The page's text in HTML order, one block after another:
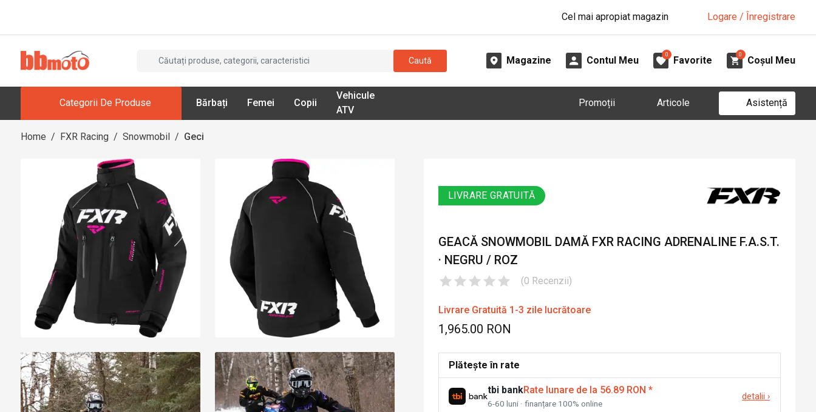
Cel mai apropiat magazin Logare / Înregistrare
Caută Magazine Contul Meu
0
Favorite
0
Coșul Meu
Categorii De Produse Bărbați Femei Copii
Vehicule
ATV
Promoții Articole Asistență
Home / FXR Racing / Snowmobil / Geci
LIVRARE GRATUITĂ
GEACĂ SNOWMOBIL DAMĂ FXR RACING ADRENALINE F.A.S.T.
· NEGRU / ROZ
(0 Recenzii)
Livrare Gratuită 1-3 zile lucrătoare
1,965.00 RON
Plătește în rate
tbi bankRate lunare de la 56.89 RON *
6-60 luni · finanțare 100% online
detalii ›